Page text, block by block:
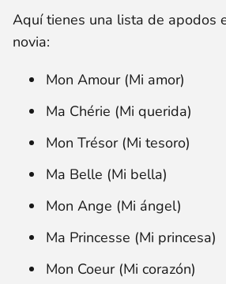
Aquí tienes una lista de apodos
novia:
Mon Amour (Mi amor)
Ma Chérie (Mi querida)
Mon Trésor (Mi tesoro)
Ma Belle (Mi bella)
Mon Ange (Mi ángel)
Ma Princesse (Mi princesa)
Mon Coeur (Mi corazón)